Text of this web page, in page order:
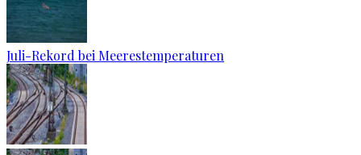
Juli-Rekord bei Meerestemperaturen